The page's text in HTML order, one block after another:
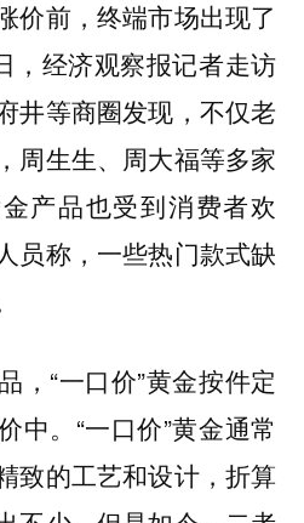
价前，终端市场出现了
，经济观察报记者走访
井等商圈发现，不仅老
周生生、周大福等多家
产品也受到消费者欢
员称，一些热门款式缺
，“一口价”黄金按件定
中。“一口价”黄金通常
致的工艺和设计，折算